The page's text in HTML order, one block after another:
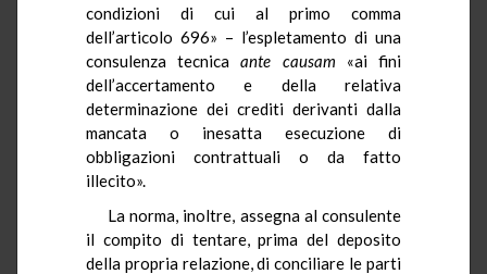
condizioni di cui al primo comma
dell’articolo 696» – l’espletamento di una
consulenza tecnicaante causam «ai fini
dell’accertamento e della relativa
determinazione dei crediti derivanti dalla
mancata o inesatta esecuzione di
obbligazioni contrattuali o da fatto
illecito».
La norma, inoltre, assegna al consulente
il compito di tentare, prima del deposito
della propria relazione, di conciliare le parti